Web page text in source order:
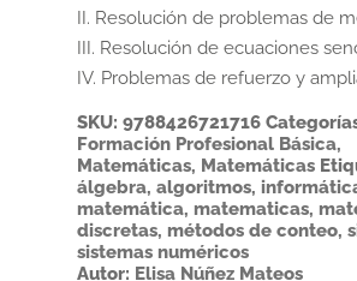
II. Resolución de problemas de
III. Resolución de ecuaciones
IV. Problemas de refuerzo y
SKU:9788426721716
Formación Profesional Básica,
Matemáticas, Matemáticas
álgebra,algoritmos,
matemática,matematicas,
discretas,métodos de conteo,
sistemas numéricos
Autor: Elisa Núñez Mateos